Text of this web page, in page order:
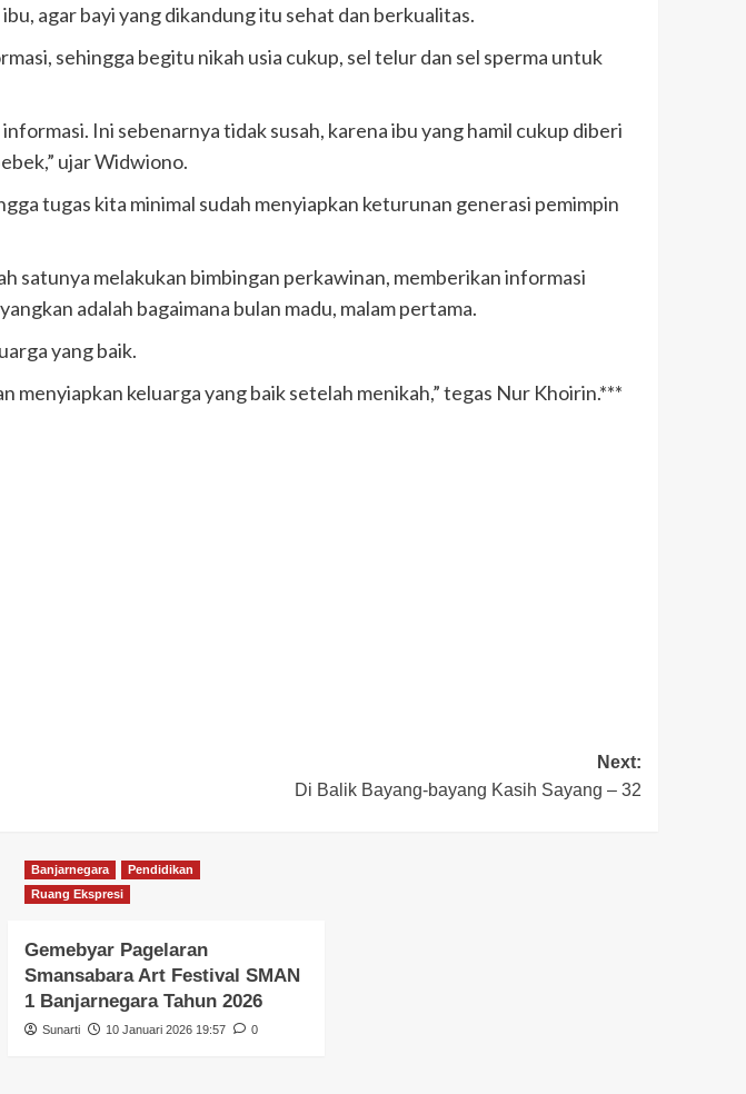
agar bayi yang dikandung itu sehat dan berkualitas.
sehingga begitu nikah usia cukup, sel telur dan sel sperma untuk
Ini sebenarnya tidak susah, karena ibu yang hamil cukup diberi
ujar Widwiono.
tugas kita minimal sudah menyiapkan keturunan generasi pemimpin
satunya melakukan bimbingan perkawinan, memberikan informasi
adalah bagaimana bulan madu, malam pertama.
yang baik.
keluarga yang baik setelah menikah,” tegas Nur Khoirin.***
Next:
Di Balik Bayang-bayang Kasih Sayang – 32
Banjarnegara
Pendidikan
Ruang Ekspresi
Gemebyar Pagelaran
Smansabara Art Festival SMAN
1 Banjarnegara Tahun 2026
Sunarti 10 Januari 2026 19:57 0